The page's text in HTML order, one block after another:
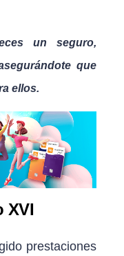
un seguro,
que
ellos.
XVI
prestaciones